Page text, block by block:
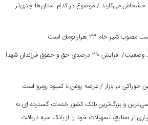
خشخاش می‌کارند / موضوع در کدام استان‌ها جدی‌تر
خام ۲۳ هزار تومان است
بانک دی در مسیر بهبود وضعیت/ افزایش ۱۲۰ درصدی حق و حقوق فرزندان شهدا
در بازار / عرضه روغن با کمبود روبرو است
و بزرگ‌ترین بانک کشور خدمات گسترده ای به
از صنایع، تسهیلات خود را از بانک سپه دریافت